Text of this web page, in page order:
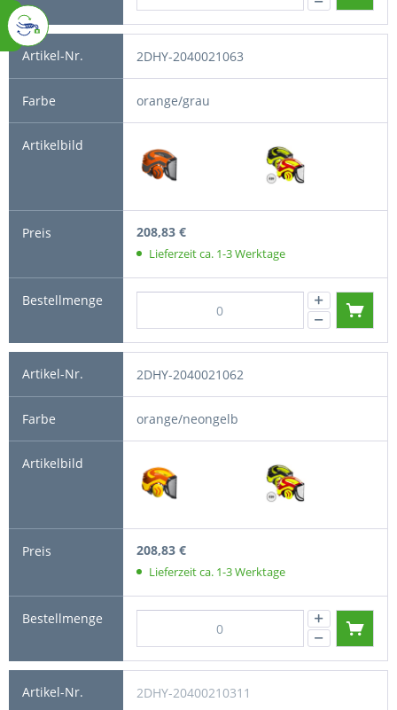
2DHY-2040021063
orange/grau
208,83 €
Lieferzeit ca. 1-3 Werktage
2DHY-2040021062
orange/neongelb
208,83 €
Lieferzeit ca. 1-3 Werktage
2DHY-20400210311